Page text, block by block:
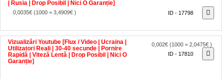
0,0035€(1000 = 3,4909€ )
Vizualizări Youtube [Flux / Video | Ucraina |
Utilizatori Reali | 30-40 secunde | Pornire
Rapidă | Viteză Lentă | Drop Posibil | Nici O
Garanție]
0,002€(1000 = 2,0475€ )
ID - 17810